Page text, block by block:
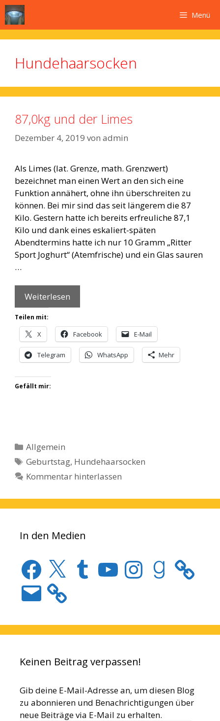
Zum
Inhalt
springen
Menü
Hundehaarsocken
87,0kg und der Limes
Dezember 4, 2019 von admin
Als Limes (lat. Grenze, math. Grenzwert)
bezeichnet man einen Wert an den sich eine
Funktion annähert, ohne ihn überschreiten zu
können. Bei mir sind das seit längerem die 87
Kilo. Gestern hatte ich bereits erfreuliche 87,1
Kilo und dank eines eskaliert-späten
Abendtermins hatte ich nur 10 Gramm „Ritter
Sport Joghurt“ (Atemfrische) und ein Glas sauren
…
Weiterlesen
Teilen mit:
X Facebook E-Mail
Telegram WhatsApp Mehr
Gefällt mir:
Kategorien
Allgemein
Schlagwörter
Geburtstag, Hundehaarsocken
Kommentar hinterlassen
In den Medien
Facebook
X TumblrYouTubeInstagramGoodreads
E-
Mail
Keinen Beitrag verpassen!
Gib deine E-Mail-Adresse an, um diesen Blog
zu abonnieren und Benachrichtigungen über
neue Beiträge via E-Mail zu erhalten.